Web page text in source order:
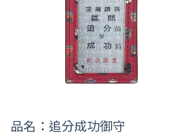
品名：追分成功御守